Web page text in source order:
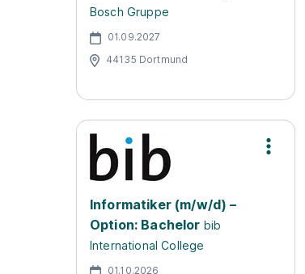
Bosch Gruppe
01.09.2027
44135 Dortmund
Informatiker (m/w/d) –
Option: Bachelor bib
International College
01.10.2026